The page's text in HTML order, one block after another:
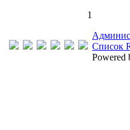
1
Список
Powered